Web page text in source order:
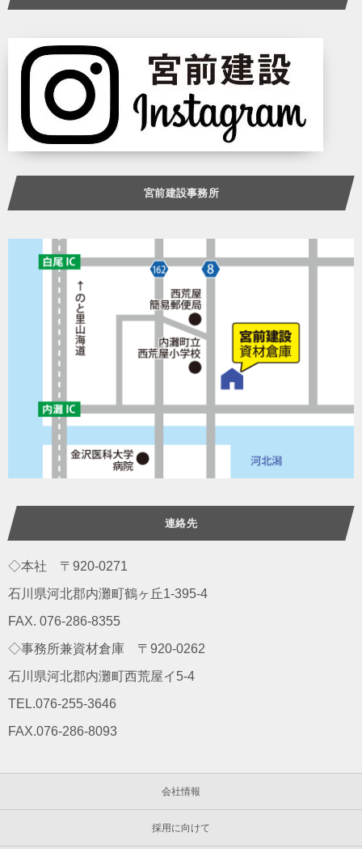
宮前建設事務所
連絡先
◇本社 〒920-0271
石川県河北郡内灘町鶴ヶ丘1-395-4
FAX. 076-286-8355
◇事務所兼資材倉庫 〒920-0262
石川県河北郡内灘町西荒屋イ5-4
TEL.076-255-3646
FAX.076-286-8093
会社情報
採用に向けて